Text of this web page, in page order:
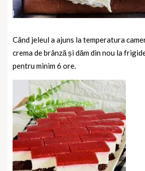
Când jeleul a ajuns la temperatura
crema de brânză și dăm din nou la
pentru minim 6 ore.